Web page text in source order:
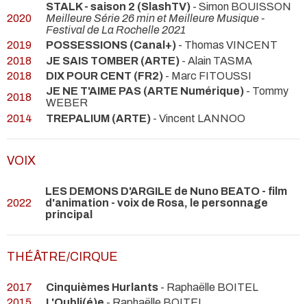
2020
STALK - saison 2 (SlashTV) - Simon BOUISSON
Meilleure Série 26 min et Meilleure Musique -
Festival de La Rochelle 2021
2019
POSSESSIONS (Canal+) - Thomas VINCENT
2018
JE SAIS TOMBER (ARTE) - Alain TASMA
2018
DIX POUR CENT (FR2) - Marc FITOUSSI
2018
JE NE T'AIME PAS (ARTE Numérique) - Tommy
WEBER
2014
TREPALIUM (ARTE) - Vincent LANNOO
VOIX
2022
LES DEMONS D'ARGILE de Nuno BEATO - film
d'animation - voix de Rosa, le personnage
principal
THÉÂTRE/CIRQUE
2017 Cinquièmes Hurlants - Raphaëlle BOITEL